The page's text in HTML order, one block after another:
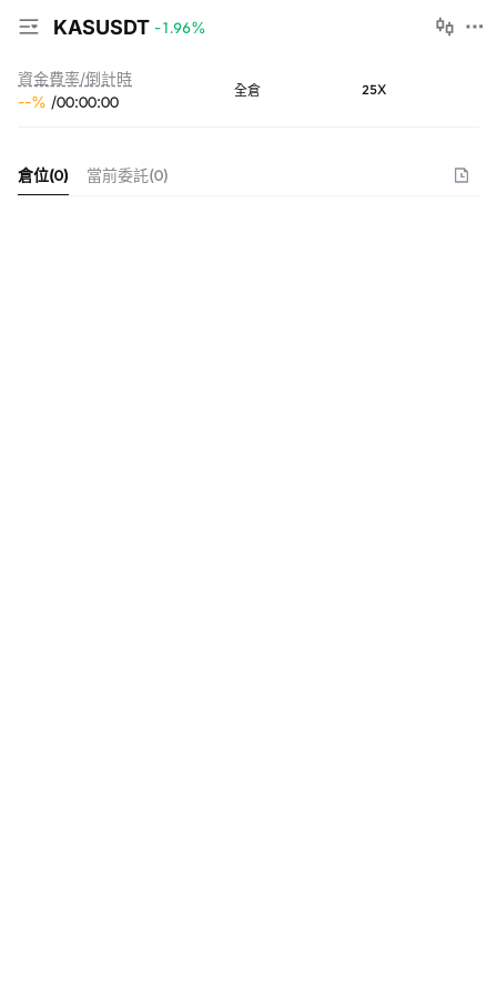
KASUSDT -1.96%
資金費率/倒計時
--% /00:00:00
全倉 25X
倉位(0) 當前委託(0)